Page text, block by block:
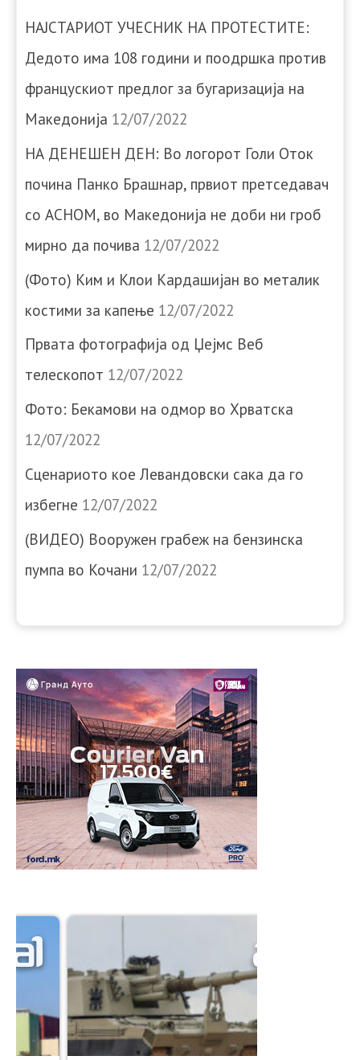
НАЈСТАРИОТ УЧЕСНИК НА ПРОТЕСТИТЕ:
Дедото има 108 години и поодршка против
францускиот предлог за бугаризација на
Македонија 12/07/2022
НА ДЕНЕШЕН ДЕН: Во логорот Голи Оток
почина Панко Брашнар, првиот претседавач
со АСНОМ, во Македонија не доби ни гроб
мирно да почива 12/07/2022
(Фото) Ким и Клои Кардашијан во металик
костими за капење 12/07/2022
Првата фотографија од Џејмс Веб
телескопот 12/07/2022
Фото: Бекамови на одмор во Хрватска
12/07/2022
Сценариото кое Левандовски сака да го
избегне 12/07/2022
(ВИДЕО) Вооружен грабеж на бензинска
пумпа во Кочани 12/07/2022